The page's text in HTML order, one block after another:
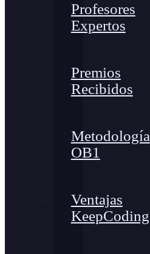
Profesores
Expertos
Premios
Recibidos
Metodología
OB1
Ventajas
KeepCoding